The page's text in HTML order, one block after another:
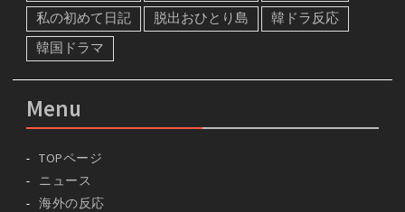
私の初めて日記
脱出おひとり島
韓ドラ反応
韓国ドラマ
Menu
TOPページ
ニュース
海外の反応